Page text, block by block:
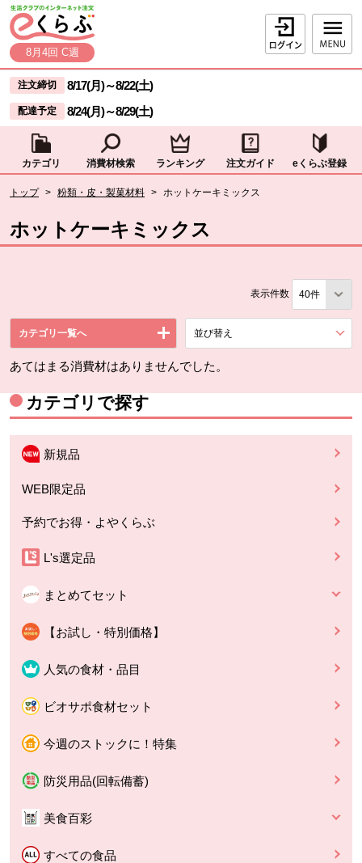
ページの先頭です。
本文へジャンプする。
8月4回 C週
ログイン
ここからサイト内共通メニューです。
サイト内共通メニューをスキップする
注文締切 8/17(月)～8/22(土)
配達予定 8/24(月)～8/29(土)
カテゴリ 消費材検索 ランキング 注文ガイド eくらぶ登録
トップ > 粉類・皮・製菓材料 > ホットケーキミックス
ホットケーキミックス
表示件数
カテゴリ一覧へ 並び替え
あてはまる消費材はありませんでした。
カテゴリで探す
新規品
WEB限定品
予約でお得・よやくらぶ
L's選定品
まとめてセット
【お試し・特別価格】
人気の食材・品目
ビオサポ食材セット
今週のストックに！特集
防災用品(回転備蓄)
美食百彩
すべての食品